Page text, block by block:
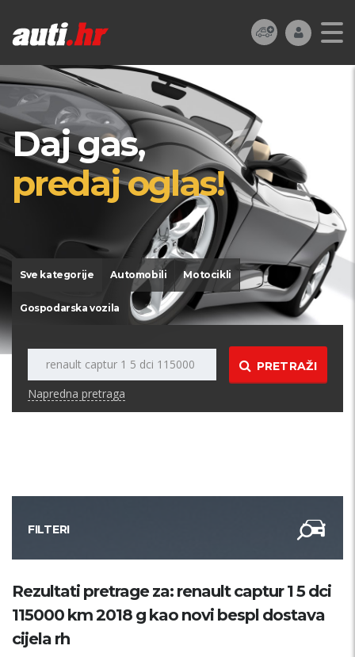
Daj gas,
predaj oglas!
Sve kategorije Automobili Motocikli
Gospodarska vozila
PRETRAŽI
Napredna pretraga
FILTERI
Kategorija
Županija
Rezultati pretrage za: renault captur 1 5 dci
115000 km 2018 g kao novi bespl dostava
cijela rh